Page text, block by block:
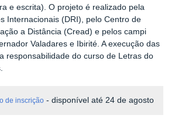
e escrita). O projeto é realizado pela
Internacionais (DRI), pelo Centro de
a Distância (Cread) e pelos campi
Valadares e Ibirité. A execução das
responsabilidade do curso de Letras do
de inscrição - disponível até 24 de agosto